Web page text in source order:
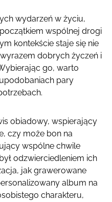
wydarzeń w życiu,
wspólnej drogi
kontekście staje się nie
dobrych życzeń i
go, warto
pary
obiadowy, wspierający
czy może bon na
wspólne chwile
odzwierciedleniem ich
jak grawerowane
album na
charakteru,